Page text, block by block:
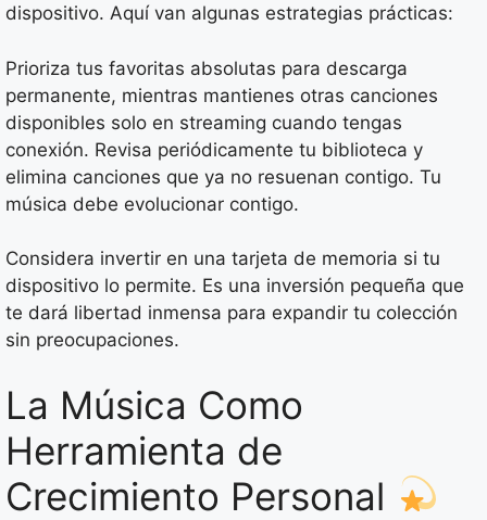
dispositivo. Aquí van algunas estrategias prácticas:
Prioriza tus favoritas absolutas para descarga
permanente, mientras mantienes otras canciones
disponibles solo en streaming cuando tengas
conexión. Revisa periódicamente tu biblioteca y
elimina canciones que ya no resuenan contigo. Tu
música debe evolucionar contigo.
Considera invertir en una tarjeta de memoria si tu
dispositivo lo permite. Es una inversión pequeña que
te dará libertad inmensa para expandir tu colección
sin preocupaciones.
La Música Como
Herramienta de
Crecimiento Personal